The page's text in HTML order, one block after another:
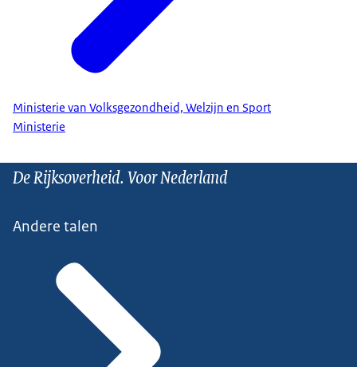
Ministerie van Volksgezondheid, Welzijn en Sport
Ministerie
De Rijksoverheid. Voor Nederland
Andere talen